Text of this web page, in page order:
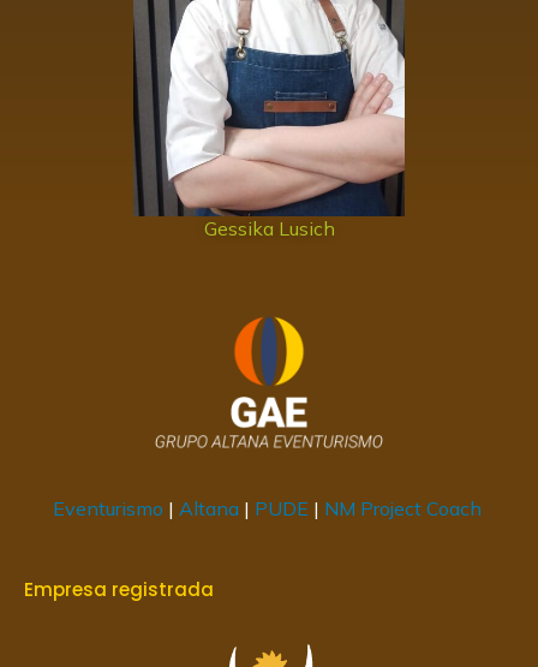
Gessika Lusich
Eventurismo | Altana | PUDE | NM Project Coach
Empresa registrada